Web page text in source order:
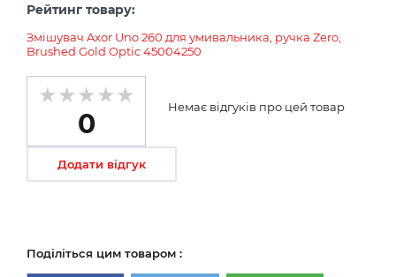
Рейтинг товару:
Змішувач Axor Uno 260 для умивальника, ручка Zero,
Brushed Gold Optic 45004250
0
Немає відгуків про цей товар
Додати відгук
Поділіться цим товаром :